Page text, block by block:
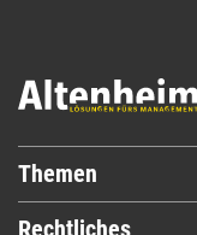
Themen
Rechtliches